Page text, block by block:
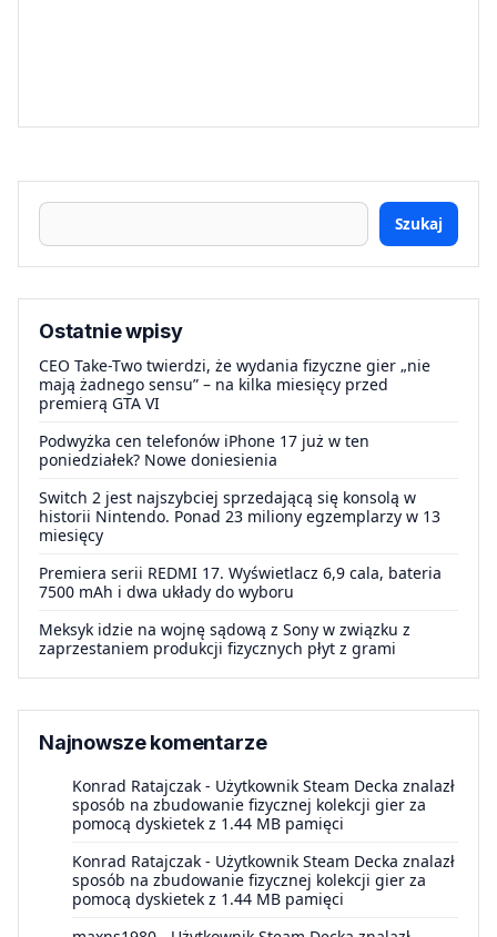
Szukaj
Ostatnie wpisy
CEO Take-Two twierdzi, że wydania fizyczne gier „nie
mają żadnego sensu” – na kilka miesięcy przed
premierą GTA VI
Podwyżka cen telefonów iPhone 17 już w ten
poniedziałek? Nowe doniesienia
Switch 2 jest najszybciej sprzedającą się konsolą w
historii Nintendo. Ponad 23 miliony egzemplarzy w 13
miesięcy
Premiera serii REDMI 17. Wyświetlacz 6,9 cala, bateria
7500 mAh i dwa układy do wyboru
Meksyk idzie na wojnę sądową z Sony w związku z
zaprzestaniem produkcji fizycznych płyt z grami
Najnowsze komentarze
Konrad Ratajczak - Użytkownik Steam Decka znalazł
sposób na zbudowanie fizycznej kolekcji gier za
pomocą dyskietek z 1.44 MB pamięci
Konrad Ratajczak - Użytkownik Steam Decka znalazł
sposób na zbudowanie fizycznej kolekcji gier za
pomocą dyskietek z 1.44 MB pamięci